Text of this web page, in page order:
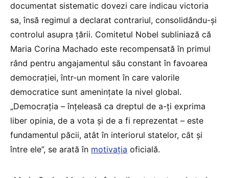
documentat sistematic dovezi care indicau victoria
sa, însă regimul a declarat contrariul, consolidându-și
controlul asupra țării. Comitetul Nobel subliniază că
Maria Corina Machado este recompensată în primul
rând pentru angajamentul său constant în favoarea
democrației, într-un moment în care valorile
democratice sunt amenințate la nivel global.
„Democrația – înțeleasă ca dreptul de a-ți exprima
liber opinia, de a vota și de a fi reprezentat – este
fundamentul păcii, atât în interiorul statelor, cât și
între ele”, se arată în motivația oficială.